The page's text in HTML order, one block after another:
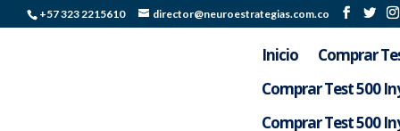
+57 323 2215610 director@neuroestrategias.com.co
Inicio
Comprar
Comprar Test 500
Comprar Test 500